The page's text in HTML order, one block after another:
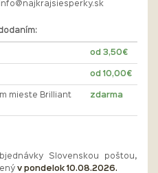
info@najkrajsiesperky.sk
od 3,50€
od 10,00€
mieste Brilliant
zdarma
Slovenskou poštou,
v pondelok 10.08.2026.